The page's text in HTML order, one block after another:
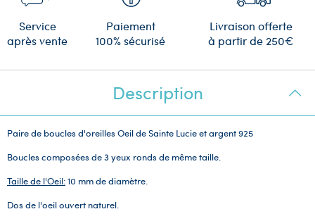
Service
après vente
Paiement
100% sécurisé
Livraison offerte
à partir de 250€
Description
Paire de boucles d'oreilles Oeil de Sainte Lucieet argent 925
Boucles composées de 3 yeux ronds de même taille.
Taille de l'Oeil:10 mm de diamètre.
Dos de l'oeil ouvert naturel.